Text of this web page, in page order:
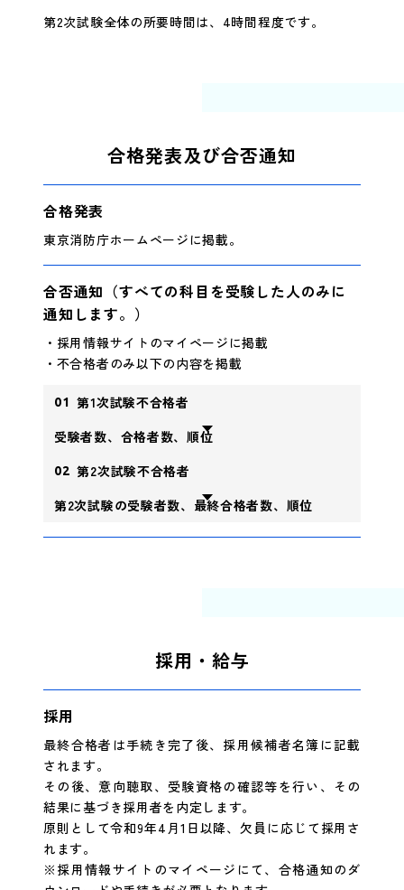
第2次試験全体の所要時間は、4時間程度です。
合格発表及び合否通知
合格発表
東京消防庁ホームページに掲載。
合否通知（すべての科目を受験した人のみに
通知します。）
・採用情報サイトのマイページに掲載
・不合格者のみ以下の内容を掲載
01 第1次試験不合格者
受験者数、合格者数、順位
02 第2次試験不合格者
第2次試験の受験者数、最終合格者数、順位
採用・給与
採用
最終合格者は手続き完了後、採用候補者名簿に記載
されます。
その後、意向聴取、受験資格の確認等を行い、その
結果に基づき採用者を内定します。
原則として令和9年4月1日以降、欠員に応じて採用さ
れます。
※採用情報サイトのマイページにて、合格通知のダ